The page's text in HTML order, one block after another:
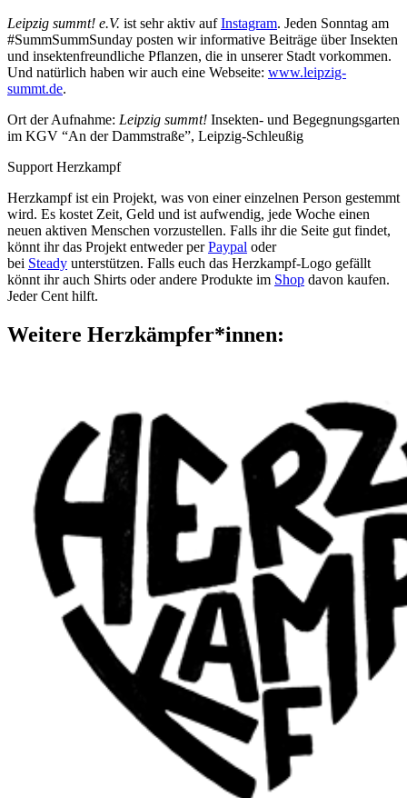
Leipzig summt! e.V. ist sehr aktiv aufInstagram. Jeden Sonntag am
#SummSummSunday posten wir informative Beiträge über Insekten
und insektenfreundliche Pflanzen, die in unserer Stadt vorkommen.
Und natürlich haben wir auch eine Webseite: www.leipzig-
summt.de.
Ort der Aufnahme: Leipzig summt! Insekten- und Begegnungsgarten
im KGV “An der Dammstraße”, Leipzig-Schleußig
Support Herzkampf
Herzkampf ist ein Projekt, was von einer einzelnen Person gestemmt
wird. Es kostet Zeit, Geld und ist aufwendig, jede Woche einen
neuen aktiven Menschen vorzustellen. Falls ihr die Seite gut findet,
könnt ihr das Projekt entweder perPaypal oder
bei Steady unterstützen. Falls euch das Herzkampf-Logo gefällt
könnt ihr auch Shirts oder andere Produkte im Shop davon kaufen.
Jeder Cent hilft.
Weitere Herzkämpfer*innen: